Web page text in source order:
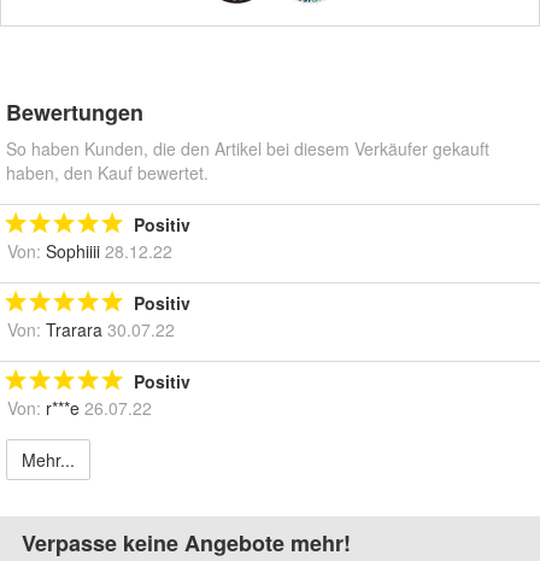
Bewertungen
So haben Kunden, die den Artikel bei diesem Verkäufer gekauft
haben, den Kauf bewertet.
Positiv
Von: Sophiiii 28.12.22
Positiv
Von: Trarara 30.07.22
Positiv
Von: r***e 26.07.22
Mehr...
Verpasse keine Angebote mehr!